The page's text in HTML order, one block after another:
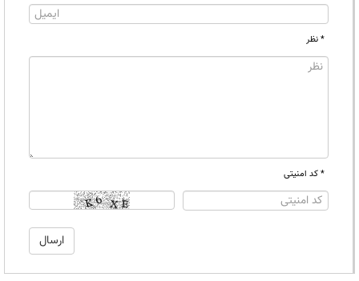
* نظر
* کد امنیتی